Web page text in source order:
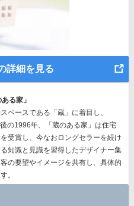
詳細を見る
る家」
ペースである「蔵」に着目 し、
の1996年、
「蔵のある家」は住宅
受賞し、今なおロングセラーを続け
知識と見識を習得したデザイナー集
の要望やイメージを共有し、具体的
。